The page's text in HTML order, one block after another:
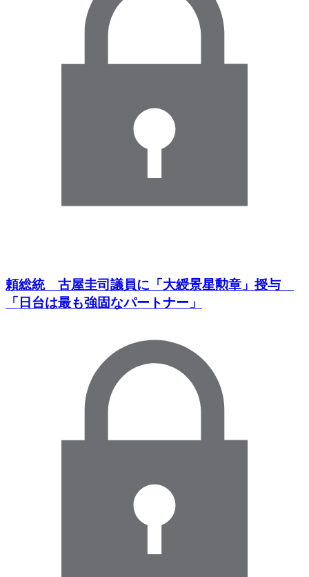
頼総統 古屋圭司議員に「大綬景星勲章」授与
「日台は最も強固なパートナー」